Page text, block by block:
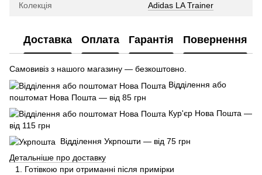
Колекція Adidas LA Trainer
Доставка Оплата Гарантія Повернення
Самовивіз з нашого магазину — безкоштовно.
Відділення або
поштомат Нова Пошта — від 85 грн
Кур'єр Нова Пошта —
від 115 грн
Відділення Укрпошти — від 75 грн
Детальніше про доставку
Готівкою при отриманні після примірки